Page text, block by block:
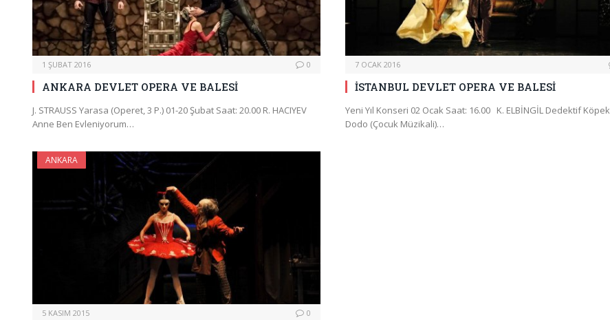
1 ŞUBAT 2016 0
ANKARA DEVLET OPERA VE BALESİ
J. STRAUSS Yarasa (Operet, 3 P.) 01-20 Şubat Saat: 20.00 R. HACIYEV
Anne Ben Evleniyorum…
7 OCAK 2016
İSTANBUL DEVLET OPERA VE BALESİ
Yeni Yıl Konseri 02 Ocak Saat: 16.00 K. ELBİNGİL Dedektif Köpek
Dodo (Çocuk Müzikali)…
ANKARA
5 KASIM 2015 0